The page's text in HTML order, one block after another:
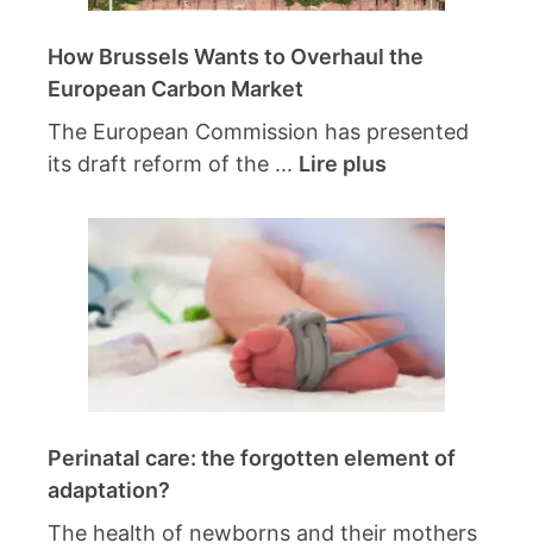
How Brussels Wants to Overhaul the
European Carbon Market
The European Commission has presented
its draft reform of the ... Lire plus
Perinatal care: the forgotten element of
adaptation?
The health of newborns and their mothers